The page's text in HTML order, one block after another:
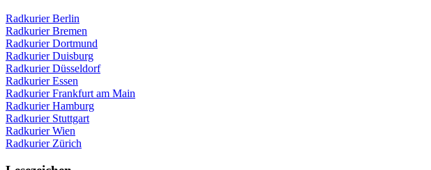
Radkurier Berlin
Radkurier Bremen
Radkurier Dortmund
Radkurier Duisburg
Radkurier Düsseldorf
Radkurier Essen
Radkurier Frankfurt am Main
Radkurier Hamburg
Radkurier Stuttgart
Radkurier Wien
Radkurier Zürich